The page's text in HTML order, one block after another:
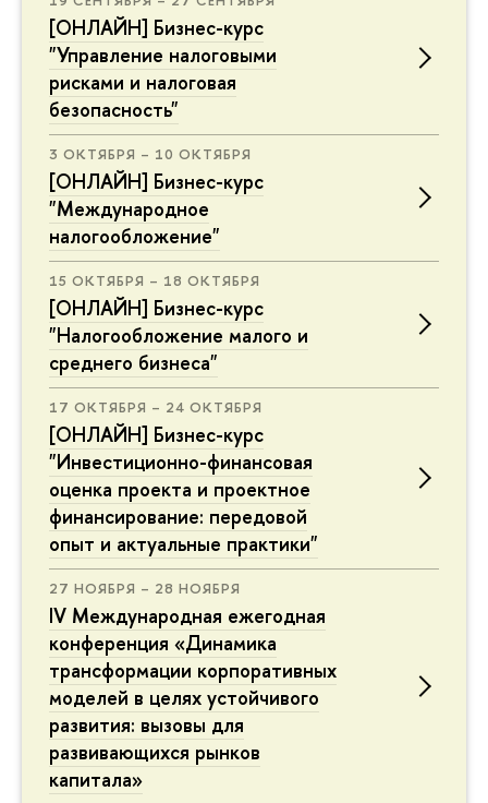
[ОНЛАЙН] Бизнес-курс
"Управление налоговыми
рисками и налоговая
безопасность"
3 ОКТЯБРЯ – 10 ОКТЯБРЯ
[ОНЛАЙН] Бизнес-курс
"Международное
налогообложение"
15 ОКТЯБРЯ – 18 ОКТЯБРЯ
[ОНЛАЙН] Бизнес-курс
"Налогообложение малого и
среднего бизнеса"
17 ОКТЯБРЯ – 24 ОКТЯБРЯ
[ОНЛАЙН] Бизнес-курс
"Инвестиционно-финансовая
оценка проекта и проектное
финансирование: передовой
опыт и актуальные практики"
27 НОЯБРЯ – 28 НОЯБРЯ
IV Международная ежегодная
конференция «Динамика
трансформации корпоративных
моделей в целях устойчивого
развития: вызовы для
развивающихся рынков
капитала»